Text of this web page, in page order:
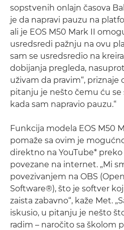
sopstvenih onlajn časova
je da napravi pauzu na
ali je EOS M50 Mark II
usredsredi pažnju na ovu
sam se usredsredio na
dobijanja pregleda,
uživam da pravim“, priznaje
pitanju je nešto čemu ću se
kada sam napravio pauzu.“
Funkcija modela EOS M50
pomaže sa ovim je
direktno na YouTube*
povezane na internet. „Mi
povezivanjem na OBS
Software®), što je softver
zaista zabavno“, kaže Met.
iskusio, u pitanju je nešto
radim – naročito sa školom